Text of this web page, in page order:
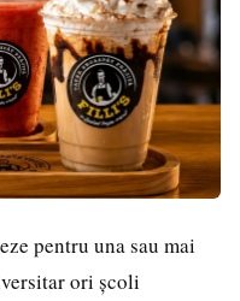
pentru una sau mai
ori școli